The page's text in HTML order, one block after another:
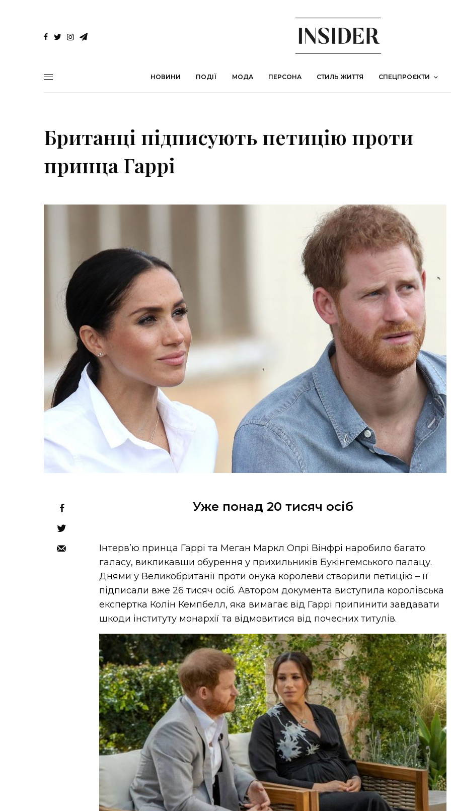
НОВИНИ ПОДІЇ МОДА ПЕРСОНА СТИЛЬ ЖИТТЯ СПЕЦПРОЄКТИ
Британці підписують петицію проти
принца Гаррі
Уже понад 20 тисяч осіб
Інтерв’ю принца Гаррі та Меган Маркл Опрі Вінфрі наробило багато
галасу, викликавши обурення у прихильників Букінгемського палацу.
Днями у Великобританії проти онука королеви створили петицію – її
підписали вже 26 тисяч осіб. Автором документа виступила королівська
експертка Колін Кемпбелл, яка вимагає від Гаррі припинити завдавати
шкоди інституту монархії та відмовитися від почесних титулів.